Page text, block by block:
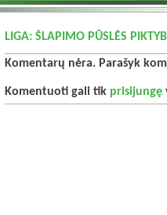
LIGA: ŠLAPIMO PŪSLĖS
Komentarų nėra. Parašyk
Komentuoti gali tik prisijungę